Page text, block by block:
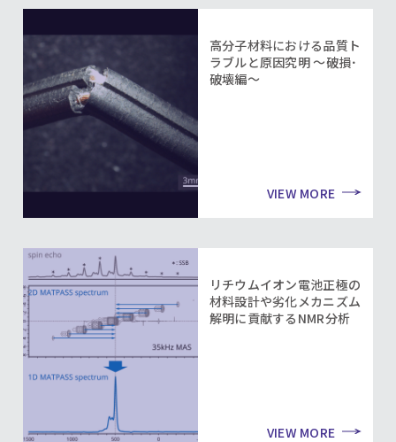
高分子材料における品質ト
ラブルと原因究明 ～破損･
破壊編～
VIEW MORE
リチウムイオン電池正極の
材料設計や劣化メカニズム
解明に貢献するNMR分析
VIEW MORE